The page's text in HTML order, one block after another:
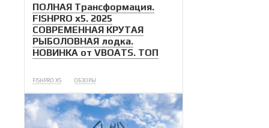
ПОЛНАЯ Трансформация.
FISHPRO x5. 2025
СОВРЕМЕННАЯ КРУТАЯ
РЫБОЛОВНАЯ лодка.
НОВИНКА от VBOATS. ТОП
FISHPRO X5 ОБЗОРЫ